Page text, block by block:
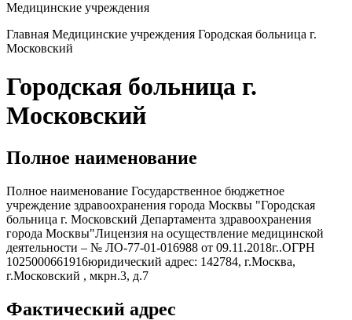
Медицинские учреждения
Главная Медицинские учреждения Городская больница г.
Московский
Городская больница г.
Московский
Полное наименование
Полное наименование Государственное бюджетное
учреждение здравоохранения города Москвы "Городская
больница г. Московский Департамента здравоохранения
города Москвы"Лицензия на осуществление медицинской
деятельности – № ЛО-77-01-016988 от 09.11.2018г..ОГРН
1025000661916юридический адрес: 142784, г.Москва,
г.Московский , мкрн.3, д.7
Фактический адрес